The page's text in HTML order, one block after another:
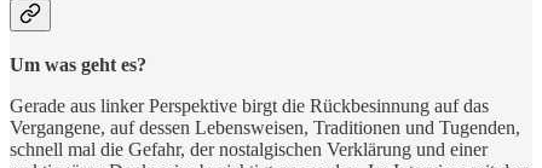
Um was geht es?
Gerade aus linker Perspektive birgt die Rückbesinnung auf das
Vergangene, auf dessen Lebensweisen, Traditionen und Tugenden,
schnell mal die Gefahr, der nostalgischen Verklärung und einer